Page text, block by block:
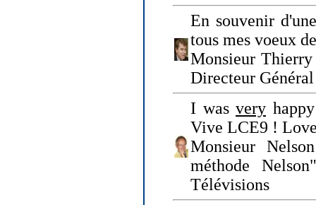
En souvenir
tous mes voeux
Monsieur
Directeur
I was very
Vive LCE9 !
Monsieur
méthode
Télévisions